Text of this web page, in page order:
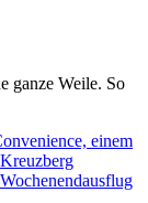
ganze Weile. So
einem